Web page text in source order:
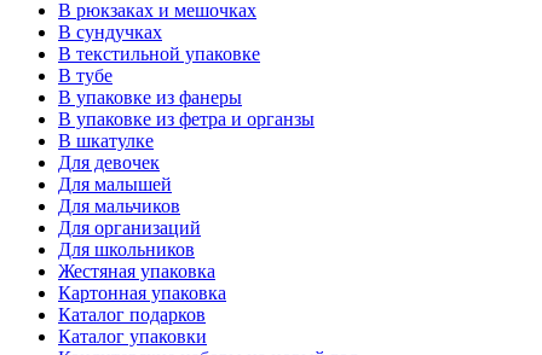
В рюкзаках и мешочках
В сундучках
В текстильной упаковке
В тубе
В упаковке из фанеры
В упаковке из фетра и органзы
В шкатулке
Для девочек
Для малышей
Для мальчиков
Для организаций
Для школьников
Жестяная упаковка
Картонная упаковка
Каталог подарков
Каталог упаковки